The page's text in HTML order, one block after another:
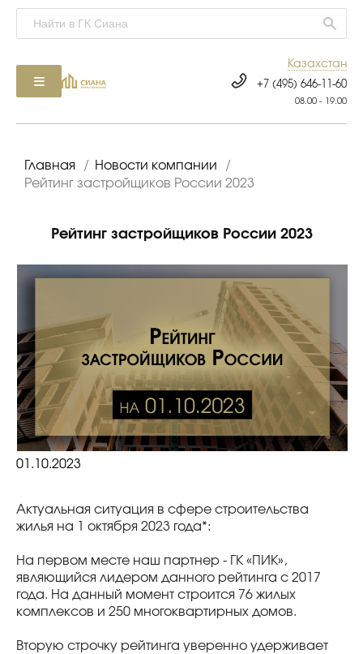
Казахстан
+7 (495) 646-11-60
08.00 - 19.00
Главная / Новости компании
/
Рейтинг застройщиков России 2023
Рейтинг застройщиков России 2023
01.10.2023
Актуальная ситуация в сфере строительства
жилья на 1 октября 2023 года*:
На первом месте наш партнер - ГК «ПИК»,
являющийся лидером данного рейтинга с 2017
года. На данный момент строится 76 жилых
комплексов и 250 многоквартирных домов.
Вторую строчку рейтинга уверенно удерживает